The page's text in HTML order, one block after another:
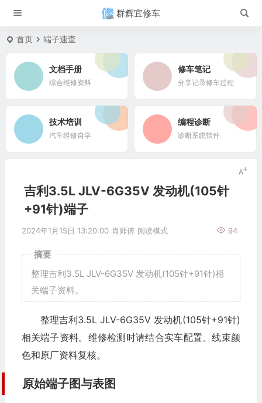
群辉宜修车
首页 端子速查
文档手册
综合维修资料
修车笔记
分享记录修车过程
技术培训
汽车维修自学
编程诊断
诊断系统软件
吉利3.5L JLV-6G35V 发动机(105针
+91针)端子
2024年1月15日 13:20:00 肖师傅 94
阅读模式
摘要
整理吉利3.5L JLV-6G35V 发动机(105针+91针)相
关端子资料。
整理吉利3.5L JLV-6G35V 发动机(105针+91针)
相关端子资料。维修检测时请结合实车配置、线束颜
色和原厂资料复核。
原始端子图与表图